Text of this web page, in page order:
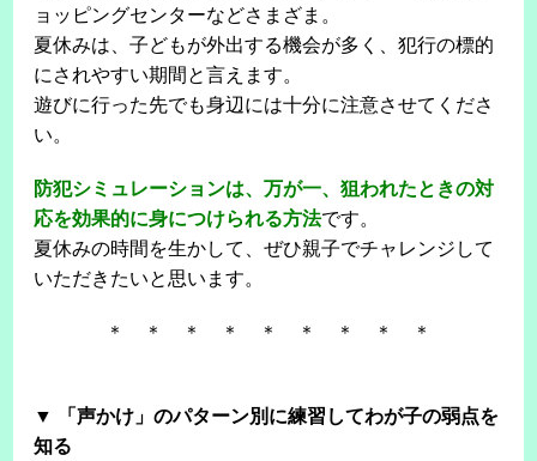
ョッピングセンターなどさまざま。
夏休みは、子どもが外出する機会が多く、犯行の標的
にされやすい期間と言えます。
遊びに行った先でも身辺には十分に注意させてくださ
い。
防犯シミュレーションは、万が一、狙われたときの対
応を効果的に身につけられる方法です。
夏休みの時間を生かして、ぜひ親子でチャレンジして
いただきたいと思います。
＊ ＊ ＊ ＊ ＊ ＊ ＊ ＊ ＊
▼ 「声かけ」のパターン別に練習してわが子の弱点を
知る